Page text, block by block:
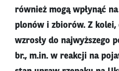
również mogą wpłynąć
plonów i zbiorów. Z kolei,
wzrosły do najwyższego
br., m.in. w reakcji na